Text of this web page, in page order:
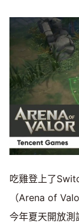
吃雞登上了
（Arena of
今年夏天開放測